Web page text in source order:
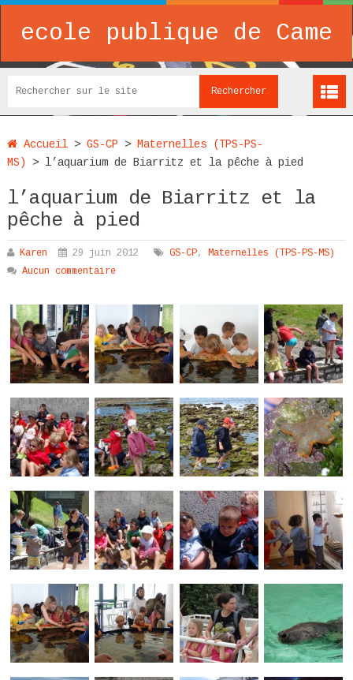
ecole publique de Came
Accueil> GS-CP >
Maternelles (TPS-PS-
MS)
> l’aquarium de Biarritz et la pêche à pied
l’aquarium de Biarritz et la
pêche à pied
Karen 29 juin 2012 GS-CP, Maternelles (TPS-PS-MS)
Aucun commentaire